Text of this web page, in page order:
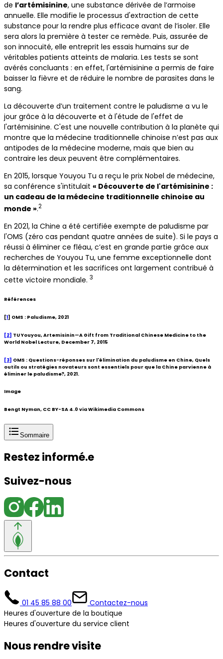
de l’artémisinine, une substance dérivée de l’armoise
annuelle. Elle modifie le processus d'extraction de cette
substance pour la rendre plus efficace avant de l’isoler. Elle
sera alors la première à tester ce remède. Puis, assurée de
son innocuité, elle entreprit les essais humains sur de
véritables patients atteints de malaria. Les tests se sont
avérés concluants : en effet, l'artémisinine a permis de faire
baisser la fièvre et de réduire le nombre de parasites dans le
sang.
La découverte d’un traitement contre le paludisme a vu le
jour grâce à la découverte et à l'étude de l'effet de
l'artémisinine. C'est une nouvelle contribution à la planète qui
montre que la médecine traditionnelle chinoise n’est pas aux
antipodes de la médecine moderne, mais que bien au
contraire les deux peuvent être complémentaires.
En 2015, lorsque Youyou Tu a reçu le prix Nobel de médecine,
sa conférence s'intitulait « Découverte de l'artémisinine :
un cadeau de la médecine traditionnelle chinoise au
monde ».2
En 2021, la Chine a été certifiée exempte de paludisme par
l'OMS (zéro cas pendant quatre années de suite). Si le pays a
réussi à éliminer ce fléau, c’est en grande partie grâce aux
recherches de Youyou Tu, une femme exceptionnelle dont
la détermination et les sacrifices ont largement contribué à
cette victoire mondiale. 3
Références
[1] OMS : Paludisme, 2021
[2] TU Youyou, Artemisinin—A Gift from Traditional Chinese Medicine to the
World Nobel Lecture, December 7, 2015
[3] OMS : Questions-réponses sur l'élimination du paludisme en Chine, Quels
outils ou stratégies novateurs sont essentiels pour que la Chine parvienne à
éliminer le paludisme?, 2021.
Image
Bengt Nyman, CC BY-SA 4.0 via Wikimedia Commons
Sommaire
Restez informé.e
Suivez-nous
Contact
01 45 85 88 00
Contactez-nous
Heures d'ouverture de la boutique
Heures d'ouverture du service client
Nous rendre visite